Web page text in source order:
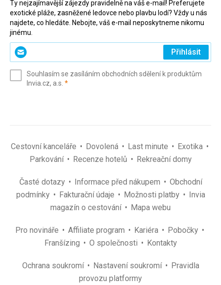
Ty nejzajímavější zájezdy pravidelně na váš e-mail! Preferujete
exotické pláže, zasněžené ledovce nebo plavbu lodí? Vždy u nás
najdete, co hledáte. Nebojte, váš e-mail neposkytneme nikomu
jinému.
Zadejte
svůj
(povinné)
Přihlásit
Souhlasím se zasíláním obchodních sdělení k produktům
Invia.cz, a.s. *(povinné)
Cestovní kanceláře Dovolená Last minute
Exotika
Parkování
Recenze hotelů Rekreační domy
Časté dotazy Informace před nákupem
Obchodní
podmínky
Fakturační údaje Možnosti platby
Invia
magazín o cestování
Mapa webu
Pro novináře Affiliate program Kariéra
Pobočky
Franšízing
O společnosti Kontakty
Ochrana soukromí Nastavení soukromí
Pravidla
provozu platformy